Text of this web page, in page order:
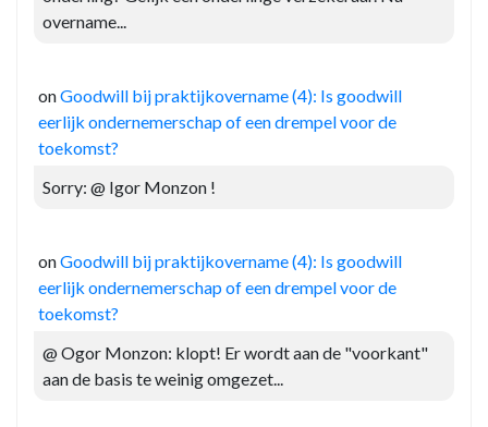
overname...
onGoodwill bij praktijkovername (4): Is goodwill
eerlijk ondernemerschap of een drempel voor de
toekomst?
Sorry: @ Igor Monzon !
onGoodwill bij praktijkovername (4): Is goodwill
eerlijk ondernemerschap of een drempel voor de
toekomst?
@ Ogor Monzon: klopt! Er wordt aan de "voorkant"
aan de basis te weinig omgezet...